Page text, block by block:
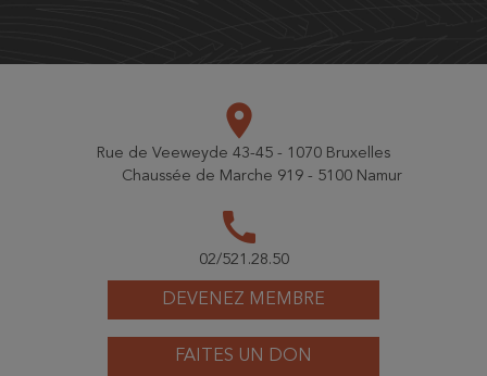
DEVENEZ MEMBRE
FAITES UN DON
place
Rue de Veeweyde 43-45 - 1070 Bruxelles
Chaussée de Marche 919 - 5100 Namur
call
02/521.28.50